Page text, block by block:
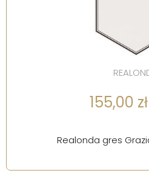
155,00
Realonda gres